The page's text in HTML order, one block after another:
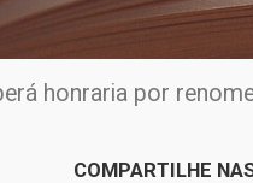
honraria por
COMPARTILHE